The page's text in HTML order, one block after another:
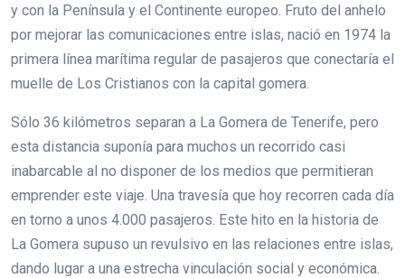
y con la Península y el Continente europeo. Fruto del anhelo
por mejorar las comunicaciones entre islas, nació en 1974 la
primera línea marítima regular de pasajeros que conectaría el
muelle de Los Cristianos con la capital gomera.
Sólo 36 kilómetros separan a La Gomera de Tenerife, pero
esta distancia suponía para muchos un recorrido casi
inabarcable al no disponer de los medios que permitieran
emprender este viaje. Una travesía que hoy recorren cada día
en torno a unos 4.000 pasajeros. Este hito en la historia de
La Gomera supuso un revulsivo en las relaciones entre islas,
dando lugar a una estrecha vinculación social y económica.